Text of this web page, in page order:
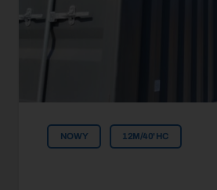
NOWY 12M/40'HC